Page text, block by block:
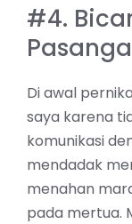
#4.
Di awal
saya karena
komunikasi
mendadak
menahan
pada mertua.